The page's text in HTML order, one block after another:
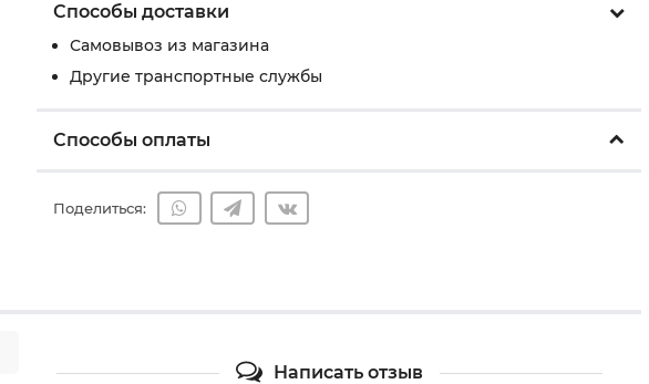
Способы доставки
Самовывоз из магазина
Другие транспортные службы
Способы оплаты
Поделиться:
Написать отзыв